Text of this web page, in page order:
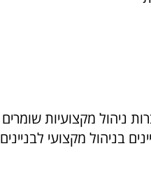
חברות ניהול מקצועיות שומרים
בניהול מקצועי לבניינים